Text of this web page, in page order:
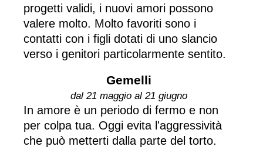
progetti validi, i nuovi amori possono
valere molto. Molto favoriti sono i
contatti con i figli dotati di uno slancio
verso i genitori particolarmente sentito.
Gemelli
dal 21 maggio al 21 giugno
In amore è un periodo di fermo e non
per colpa tua. Oggi evita l'aggressività
che può metterti dalla parte del torto.